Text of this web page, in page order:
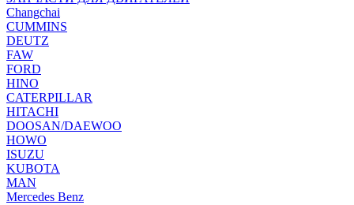
Changchai
CUMMINS
DEUTZ
FAW
FORD
HINO
CATERPILLAR
HITACHI
DOOSAN/DAEWOO
HOWO
ISUZU
KUBOTA
MAN
Mercedes Benz